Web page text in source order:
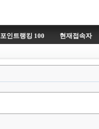
포인트랭킹 100 현재접속자